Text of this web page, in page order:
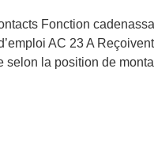
Fonction
AC 23 A
la position de